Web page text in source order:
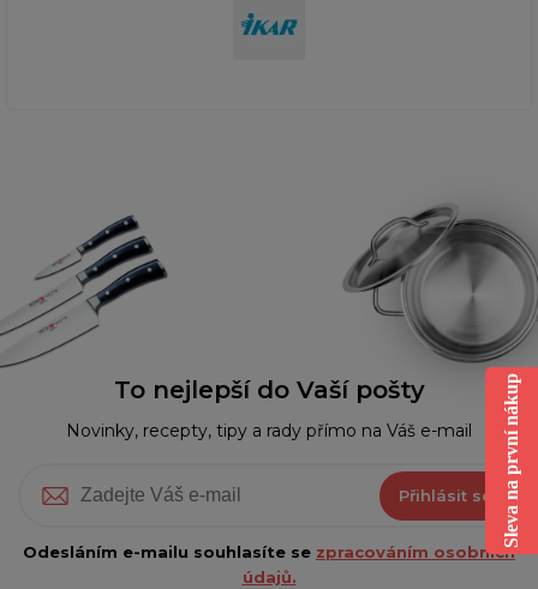
To nejlepší do Vaší pošty
Novinky, recepty, tipy a rady přímo na Váš e-mail
Přihlásit se
Odesláním e-mailu souhlasíte se zpracováním osobních
údajů.
Sleva na první nákup